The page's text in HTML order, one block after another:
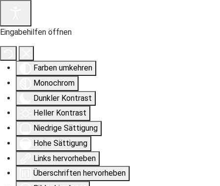
Eingabehilfen öffnen
Farben umkehren
Monochrom
Dunkler Kontrast
Heller Kontrast
Niedrige Sättigung
Hohe Sättigung
Links hervorheben
Überschriften hervorheben